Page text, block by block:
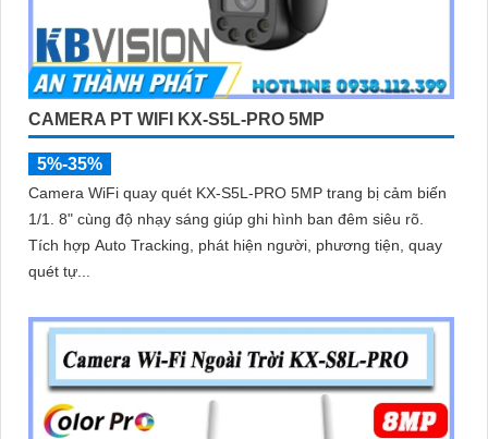
CAMERA PT WIFI KX-S5L-PRO 5MP
5%-35%
Camera WiFi quay quét KX-S5L-PRO 5MP trang bị cảm biến
1/1. 8" cùng độ nhạy sáng giúp ghi hình ban đêm siêu rõ.
Tích hợp Auto Tracking, phát hiện người, phương tiện, quay
quét tự...